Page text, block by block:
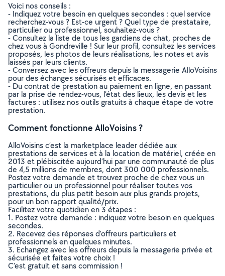
Voici nos conseils :
- Indiquez votre besoin en quelques secondes : quel service
recherchez-vous ? Est-ce urgent ? Quel type de prestataire,
particulier ou professionnel, souhaitez-vous ?
- Consultez la liste de tous les gardiens de chat, proches de
chez vous à Gondreville ! Sur leur profil, consultez les services
proposés, les photos de leurs réalisations, les notes et avis
laissés par leurs clients.
- Conversez avec les offreurs depuis la messagerie AlloVoisins
pour des échanges sécurisés et efficaces.
- Du contrat de prestation au paiement en ligne, en passant
par la prise de rendez-vous, l’état des lieux, les devis et les
factures : utilisez nos outils gratuits à chaque étape de votre
prestation.
Comment fonctionne AlloVoisins ?
AlloVoisins c’est la marketplace leader dédiée aux
prestations de services et à la location de matériel, créée en
2013 et plébiscitée aujourd’hui par une communauté de plus
de 4,5 millions de membres, dont 300 000 professionnels.
Postez votre demande et trouvez proche de chez vous un
particulier ou un professionnel pour réaliser toutes vos
prestations, du plus petit besoin aux plus grands projets,
pour un bon rapport qualité/prix.
Facilitez votre quotidien en 3 étapes :
1. Postez votre demande : indiquez votre besoin en quelques
secondes.
2. Recevez des réponses d’offreurs particuliers et
professionnels en quelques minutes.
3. Echangez avec les offreurs depuis la messagerie privée et
sécurisée et faites votre choix !
C’est gratuit et sans commission !